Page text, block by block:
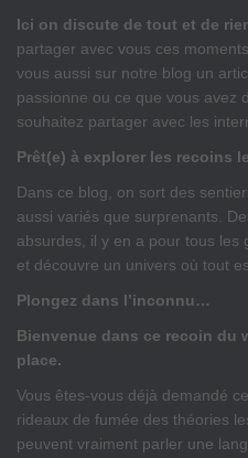
Ici on discute de tout et de
partager avec vous ces
vous aussi sur notre blog un
passionne ou ce que vous avez
souhaitez partager avec les
Prêt(e) à explorer les recoins
Dans ce blog, on sort des
aussi variés que surprenants.
absurdes, il y en a pour tous les
et découvre un univers où tout
Plongez dans l’inconnu…
Bienvenue dans ce recoin du
place.
Vous êtes-vous déjà demandé
rideaux de fumée des théories
peuvent vraiment parler une